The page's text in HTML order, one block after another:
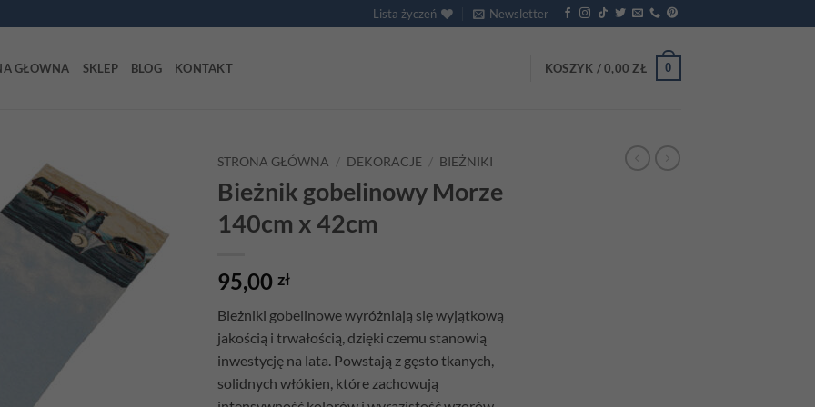
Lista życzeń Newsletter
GŁOWNA SKLEP BLOG KONTAKT KOSZYK /0,00 ZŁ 0
wishlist
STRONA GŁÓWNA / DEKORACJE / BIEŻNIKI
Bieżnik gobelinowy Morze
140cm x 42cm
95,00 zł
Bieżniki gobelinowe wyróżniają się wyjątkową
jakością i trwałością, dzięki czemu stanowią
inwestycję na lata. Powstają z gęsto tkanych,
solidnych włókien, które zachowują